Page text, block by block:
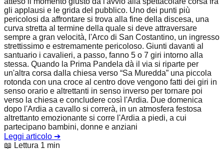
gli applausi e le grida del pubblico. Uno dei punti più
pericolosi da affrontare si trova alla fine della discesa, una
curva stretta al termine della quale si deve attraversare
sempre a gran velocità, l'Arco di San Costantino, un ingresso
strettissimo e estremamente pericoloso. Giunti davanti al
santuario i cavalieri, a passo, fanno 5 o 7 giri intorno alla
stessa. Quando la Prima Pandela dà il via si riparte per
un'altra corsa dalla chiesa verso “Sa Muredda” una piccola
rotonda con una croce al centro dove vengono fatti dei giri in
senso orario e altrettanti in senso inverso per tornare poi
verso la chiesa e concludere così l'Ardia. Due domenica
dopo l'Ardia a cavallo si correrà, in un atmosfera festosa
altrettanto emozionante si corre l'Ardia a piedi, a cui
partecipano bambini, donne e anziani
Leggi articolo ➔
📖 Lettura 1 min